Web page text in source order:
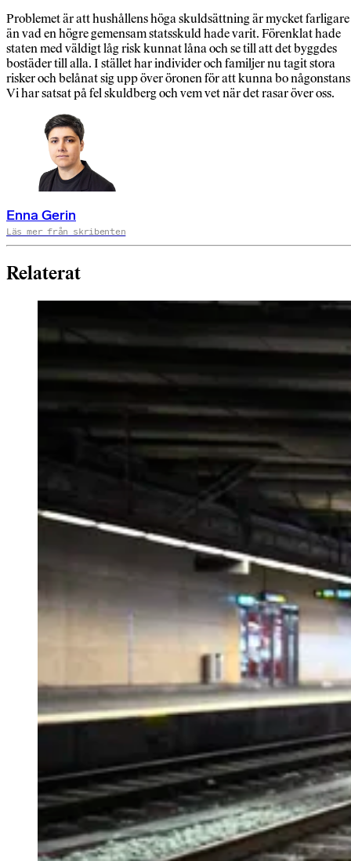
Problemet är att hushållens höga skuldsättning är mycket farligare
än vad en högre gemensam statsskuld hade varit. Förenklat hade
staten med väldigt låg risk kunnat låna och se till att det byggdes
bostäder till alla. I stället har individer och familjer nu tagit stora
risker och belånat sig upp över öronen för att kunna bo
Vi har satsat på fel skuldberg och vem vet när det rasar över oss.
Enna Gerin
Läs mer från skribenten
Relaterat